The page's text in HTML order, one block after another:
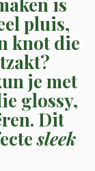
pluis,
knot die
je met
glossy,
Dit
sleek